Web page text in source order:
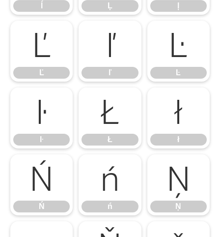
Ļ
Ľ
Ľ
ľ
ľ
Ŀ
Ŀ
ŀ
ŀ
Ł
Ł
ł
ł
Ń
Ń
ń
ń
Ņ
Ņ